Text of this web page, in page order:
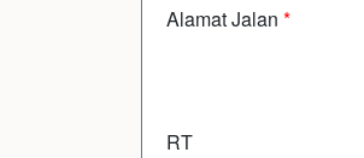
Alamat Jalan *
RT